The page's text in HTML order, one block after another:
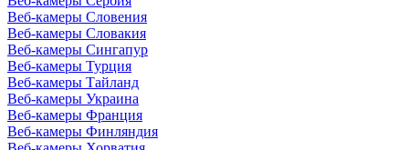
Веб-камеры Словения
Веб-камеры Словакия
Веб-камеры Сингапур
Веб-камеры Турция
Веб-камеры Тайланд
Веб-камеры Украина
Веб-камеры Франция
Веб-камеры Финляндия